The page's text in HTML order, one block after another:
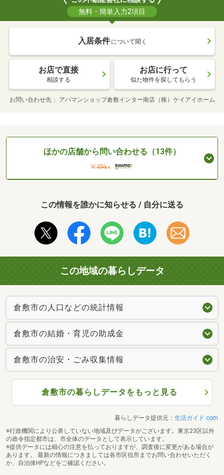
無料・簡単入力2項目
入居条件 について聞く
お店で直接
相談する
お店に行って
似た物件を探してもらう
お問い合わせ先 アパマンショップ倉敷インター南店（株）ケイアイホーム
ほかの店舗から問い合わせる（13件）
この情報を誰かに知らせる / 自分に送る
この地域の暮らしデータ
倉敷市の人口などの統計情報
倉敷市の結婚・育児の助成金
倉敷市の治安・ごみ収集情報
倉敷市の暮らしデータをもっと見る
暮らしデータ提供元： 生活ガイド.com
※行政機関により公表していない地域及びデータがございます。東京23区以外
の政令指定都市は、市全体のデータとして表示しています。
※提供データには細心の注意を払っておりますが、調査後に変更がある場合が
あります。 最新の情報につきましては各市区役所までお問い合わせいただく
か、自治体HPなどをご確認ください。